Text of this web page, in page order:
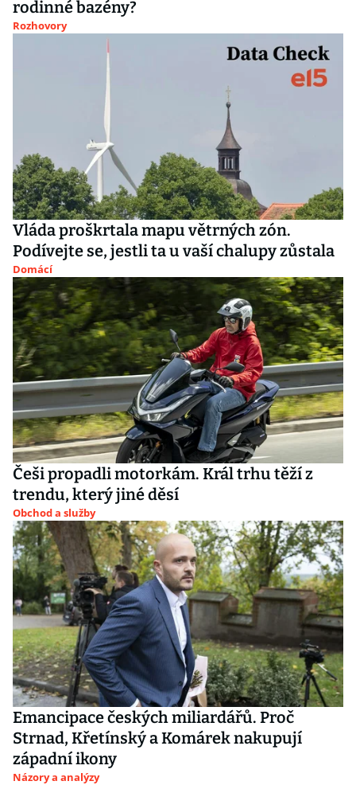
rodinné bazény?
Rozhovory
Vláda proškrtala mapu větrných zón.
Podívejte se, jestli ta u vaší chalupy zůstala
Domácí
Češi propadli motorkám. Král trhu těží z
trendu, který jiné děsí
Obchod a služby
Emancipace českých miliardářů. Proč
Strnad, Křetínský a Komárek nakupují
západní ikony
Názory a analýzy